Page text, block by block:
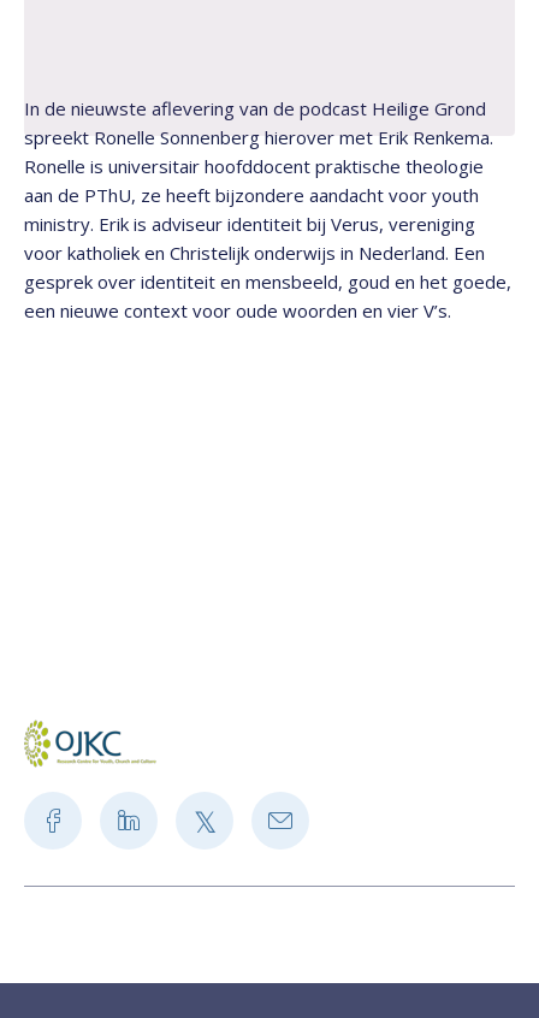
In de nieuwste aflevering van de podcast Heilige Grond
spreekt Ronelle Sonnenberg hierover met Erik Renkema.
Ronelle is universitair hoofddocent praktische theologie
aan de PThU, ze heeft bijzondere aandacht voor youth
ministry. Erik is adviseur identiteit bij Verus, vereniging
voor katholiek en Christelijk onderwijs in Nederland. Een
gesprek over identiteit en mensbeeld, goud en het goede,
een nieuwe context voor oude woorden en vier V’s.